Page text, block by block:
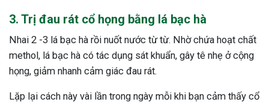
3. Trị đau rát cổ họng bằng lá bạc hà
Nhai 2 -3 lá bạc hà rồi nuốt nước từ từ. Nhờ chứa hoạt chất
methol, lá bạc hà có tác dụng sát khuẩn, gây tê nhẹ ở cộng
họng, giảm nhanh cảm giác đau rát.
Lặp lại cách này vài lần trong ngày mỗi khi bạn cảm thấy cổ